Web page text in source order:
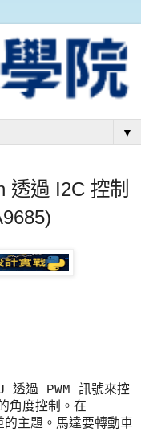
▼
透過 I2C 控制
透過 PWM 訊號來控
角度控制。在
主題。馬達要轉動車